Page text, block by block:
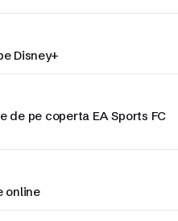
Disney+
de pe coperta EA Sports FC
online